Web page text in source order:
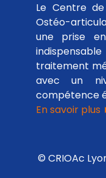
Le Centre
Ostéo-
une prise
traitement
avec un
compétence
En savoir plus
© CRIOAc